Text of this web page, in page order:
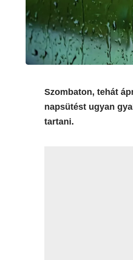
Szombaton, tehát
napsütést ugyan
tartani.